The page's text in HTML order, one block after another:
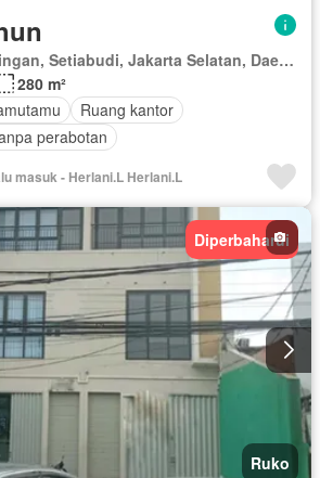
RW 05, Karet Kuningan, Setiabudi, Jakarta Selatan, Daerah Khusus Ibukota Jakarta
280 m²
Ruang kantor
perabotan
masuk - Herlani.L Herlani.L
Diperbaharui
Ruko